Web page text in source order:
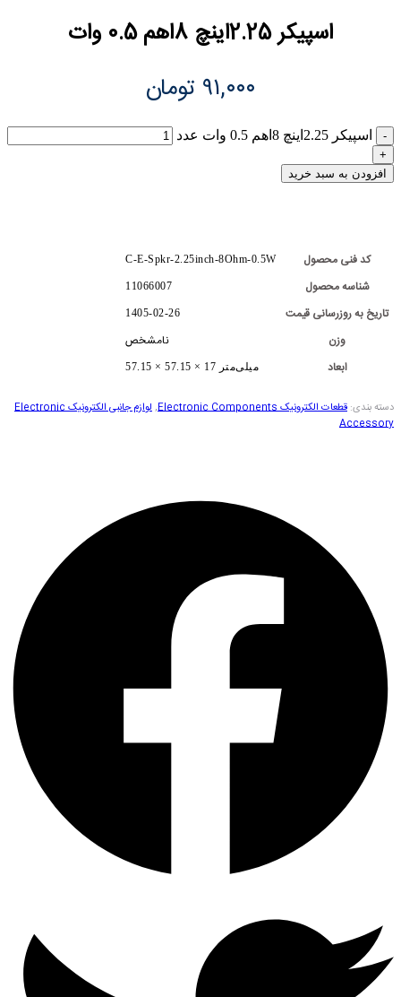
اسپیکر 2.25اینچ 8اهم 0.5 وات
۹۱,۰۰۰ تومان
اسپیکر 2.25اینچ 8اهم 0.5 وات عدد
افزودن به سبد خرید
کد فنی محصول C-E-Spkr-2.25inch-8Ohm-0.5W
شناسه محصول 11066007
تاریخ به روزرسانی قیمت 1405-02-26
وزن
نامشخص
ابعاد
57.15 × 57.15 × 17 میلی‌متر
دسته بندی: قطعات الکترونیک Electronic Components ,
لوازم جانبی الکترونیک Electronic
Accessory